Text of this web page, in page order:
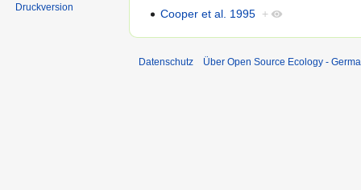
Cooper et al. 1995 +
Druckversion
Datenschutz Über Open Source Ecology -